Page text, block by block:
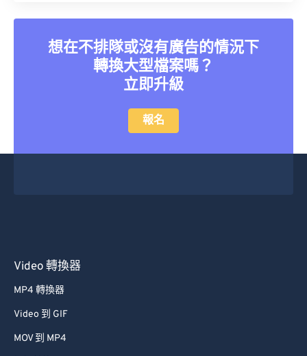
想在不排隊或沒有廣告的情況下
轉換大型檔案嗎？
立即升級
報名
Video 轉換器
MP4 轉換器
Video 到 GIF
MOV 到 MP4